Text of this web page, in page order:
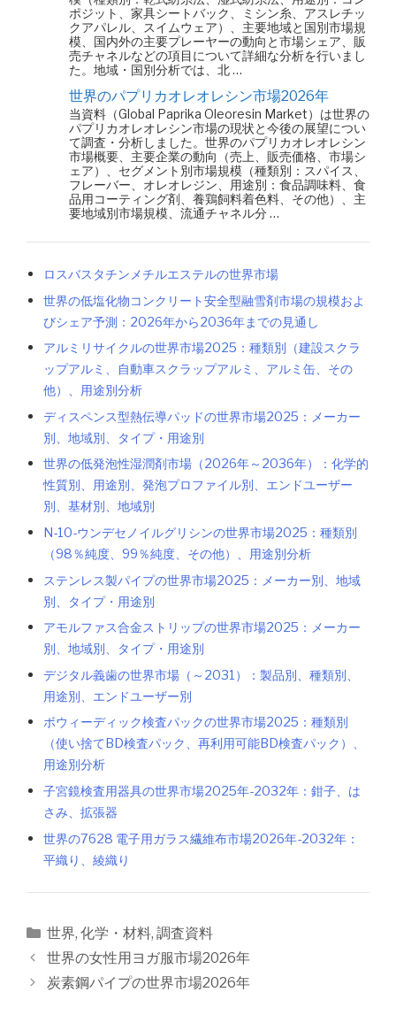
ポジット、家具シートバック、ミシン糸、アスレチッ
クアパレル、スイムウェア）、主要地域と国別市場規
模、国内外の主要プレーヤーの動向と市場シェア、販
売チャネルなどの項目について詳細な分析を行いまし
た。地域・国別分析では、北 …
世界のパプリカオレオレシン市場2026年
当資料（Global Paprika Oleoresin Market）は世界の
パプリカオレオレシン市場の現状と今後の展望につい
て調査・分析しました。世界のパプリカオレオレシン
市場概要、主要企業の動向（売上、販売価格、市場シ
ェア）、セグメント別市場規模（種類別：スパイス、
フレーバー、オレオレジン、用途別：食品調味料、食
品用コーティング剤、養鶏飼料着色料、その他）、主
要地域別市場規模、流通チャネル分 …
ロスバスタチンメチルエステルの世界市場
世界の低塩化物コンクリート安全型融雪剤市場の規模およ
びシェア予測：2026年から2036年までの見通し
アルミリサイクルの世界市場2025：種類別（建設スクラ
ップアルミ、自動車スクラップアルミ、アルミ缶、その
他）、用途別分析
ディスペンス型熱伝導パッドの世界市場2025：メーカー
別、地域別、タイプ・用途別
世界の低発泡性湿潤剤市場（2026年～2036年）：化学的
性質別、用途別、発泡プロファイル別、エンドユーザー
別、基材別、地域別
N-10-ウンデセノイルグリシンの世界市場2025：種類別
（98％純度、99％純度、その他）、用途別分析
ステンレス製パイプの世界市場2025：メーカー別、地域
別、タイプ・用途別
アモルファス合金ストリップの世界市場2025：メーカー
別、地域別、タイプ・用途別
デジタル義歯の世界市場（～2031）：製品別、種類別、
用途別、エンドユーザー別
ボウィーディック検査パックの世界市場2025：種類別
（使い捨てBD検査パック、再利用可能BD検査パック）、
用途別分析
子宮鏡検査用器具の世界市場2025年-2032年：鉗子、は
さみ、拡張器
世界の7628 電子用ガラス繊維布市場2026年-2032年：
平織り、綾織り
カ
テ
ゴ
リ
世界, 化学・材料, 調査資料
投
稿
世界の女性用ヨガ服市場2026年
炭素鋼パイプの世界市場2026年